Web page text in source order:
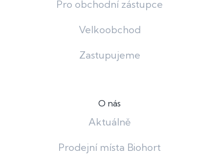
Pro obchodní zástupce
Velkoobchod
Zastupujeme
O nás
Aktuálně
Prodejní místa Biohort